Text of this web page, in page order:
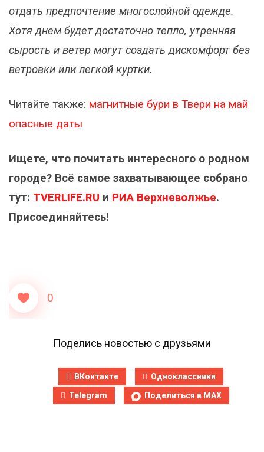
отдать предпочтение многослойной одежде.
Хотя днем будет достаточно тепло, утренняя
сырость и ветер могут создать дискомфорт без
ветровки или легкой куртки.
Читайте также: магнитные бури в Твери на май
опасные даты
Ищете, что почитать интересного о родном
городе? Всё самое захватывающее собрано
тут: TVERLIFE.RU и РИА Верхневолжье.
Присоединяйтесь!
0
Поделись новостью с друзьями
ВКонтакте
Одноклассники
Telegram
Поделиться в MAX